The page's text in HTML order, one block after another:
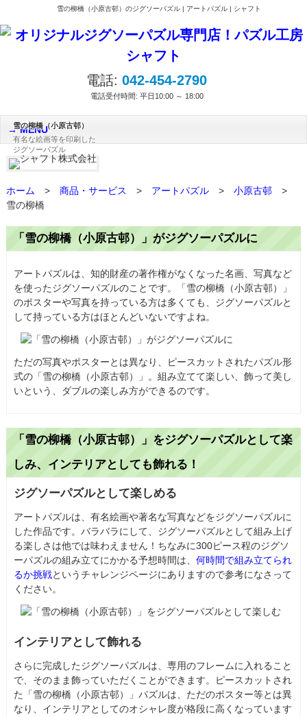
雪の柳橋（小原古邨）のジグソーパズル | アートパズル | シャフト
電話: 042-454-2790
電話受付時間: 平日10:00 ～ 18:00
MENU
雪の柳橋（小原古邨）
有名な絵画等を印刷した
ジグソーパズル
ホーム > 商品・サービス > アートパズル > 小原古邨
>
雪の柳橋
「雪の柳橋（小原古邨）」がジグソーパズルに
アートパズルは、知的財産の著作権がなくなった名画、写真など
を使ったジグソーパズルのことです。「雪の柳橋（小原古邨）」
のポスターや写真を持っている方は多くても、ジグソーパズルと
して持っている方はほとんどいないですよね。
ただの写真やポスターとは異なり、ピースカットされたパズル形
式の「雪の柳橋（小原古邨）」。組み立てて楽しい、飾って美し
いという、ダブルの楽しみ方ができるのです。
「雪の柳橋（小原古邨）」をジグソーパズルとして楽
しみ、インテリアとしても飾れる！
ジグソーパズルとして楽しめる
アートパズルは、有名絵画や著名な写真などをジグソーパズルに
した作品です。バラバラにして、ジグソーパズルとして組み上げ
る楽しさは他では味わえません！ちなみに300ピース程のジグソ
ーパズルの組み立てにかかる予想時間は、 何時間で組み立てられ
るか挑戦というチャレンジページにありますので参考になさって
ください。
インテリアとして飾れる
さらに完成したジグソーパズルは、専用のフレームに入れること
で、そのまま飾っていただくことができます。ピースカットされ
た「雪の柳橋（小原古邨）」パズルは、ただのポスター等とは異
なり、インテリアとしてのオシャレ度が格段に高くなっています